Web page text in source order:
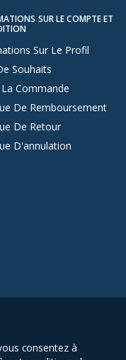
SUR LE COMPTE ET
Sur Le Profil
Souhaits
Commande
De Remboursement
De Retour
D'annulation
© 2020-2026
consentez à